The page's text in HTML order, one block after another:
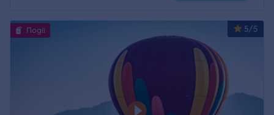
5/5
Події